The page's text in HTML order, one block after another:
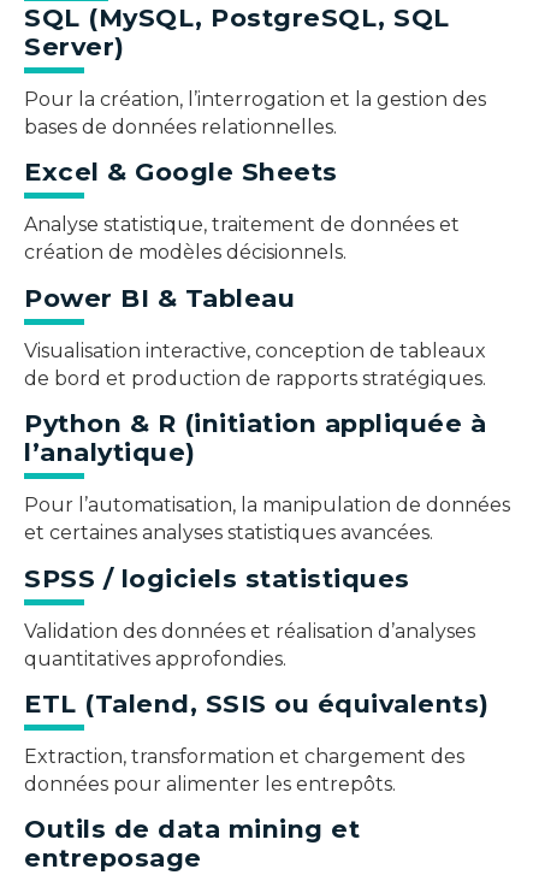
SQL (MySQL, PostgreSQL, SQL
Server)
Pour la création, l’interrogation et la gestion des
bases de données relationnelles.
Excel & Google Sheets
Analyse statistique, traitement de données et
création de modèles décisionnels.
Power BI & Tableau
Visualisation interactive, conception de tableaux
de bord et production de rapports stratégiques.
Python & R (initiation appliquée à
l’analytique)
Pour l’automatisation, la manipulation de données
et certaines analyses statistiques avancées.
SPSS / logiciels statistiques
Validation des données et réalisation d’analyses
quantitatives approfondies.
ETL (Talend, SSIS ou équivalents)
Extraction, transformation et chargement des
données pour alimenter les entrepôts.
Outils de data mining et
entreposage